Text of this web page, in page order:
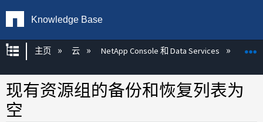
Knowledge Base
扩展/隐缩全局层次
主页 云 NetApp Console 和 Data Services
现有资源组的备份和恢复列表为
空